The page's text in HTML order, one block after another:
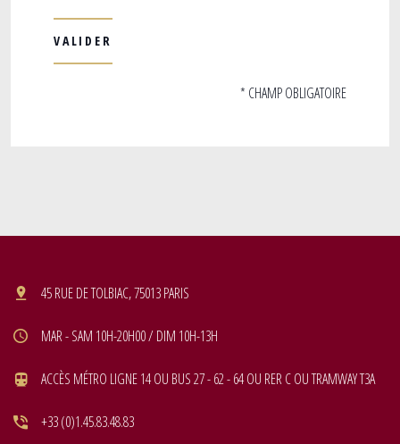
* CHAMP OBLIGATOIRE
45 RUE DE TOLBIAC, 75013 PARIS
MAR - SAM 10H-20H00 / DIM 10H-13H
ACCÈS MÉTRO LIGNE 14 OU BUS 27 - 62 - 64 OU RER C OU TRAMWAY T3A
+33 (0)1.45.83.48.83